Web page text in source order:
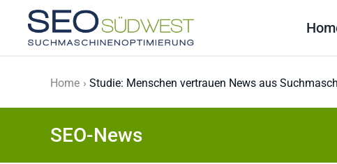
Skip to main content
Home Studie: Menschen vertrauen News aus
SEO-News